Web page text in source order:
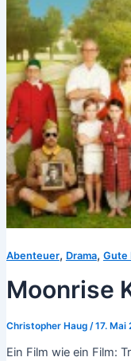
Abenteuer, Drama, Gute
Moonrise
Christopher Haug /17. Mai
Ein Film wie ein Film: